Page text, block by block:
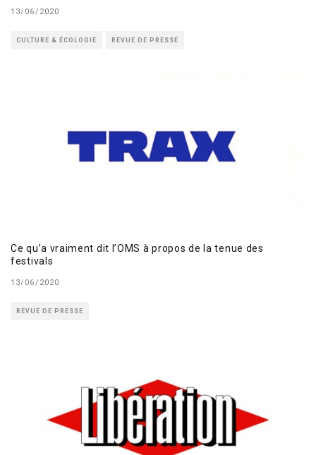
13/06/2020
CULTURE & ÉCOLOGIE REVUE DE PRESSE
Ce qu’a vraiment dit l’OMS à propos de la tenue des
festivals
13/06/2020
REVUE DE PRESSE